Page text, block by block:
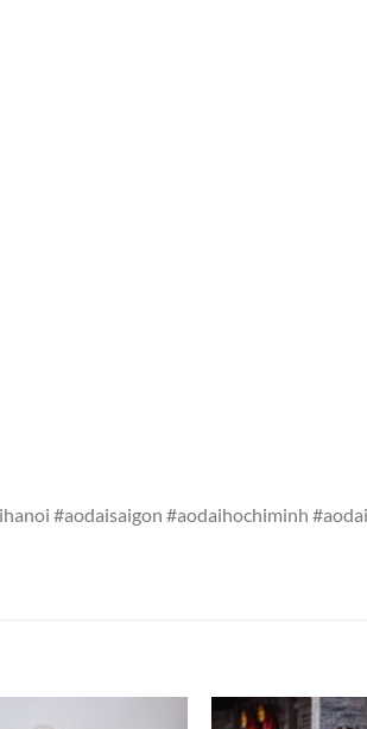
#aodaisaigon #aodaihochiminh